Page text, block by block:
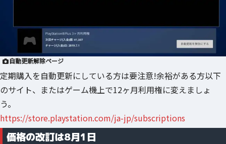
自動更新解除ページ
定期購入を自動更新にしている方は要注意!余裕がある方以下
のサイト、またはゲーム機上で12ヶ月利用権に変えましょ
う。
https://store.playstation.com/ja-jp/subscriptions
価格の改訂は8月1日